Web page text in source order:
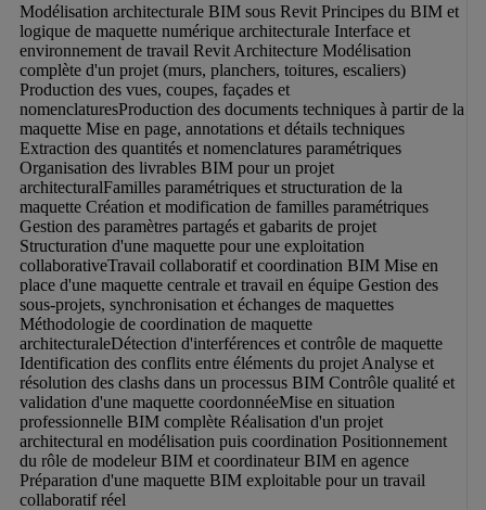
Modélisation architecturale BIM sous Revit Principes du BIM et
logique de maquette numérique architecturale Interface et
environnement de travail Revit Architecture Modélisation
complète d'un projet (murs, planchers, toitures, escaliers)
Production des vues, coupes, façades et
nomenclaturesProduction des documents techniques à partir de la
maquette Mise en page, annotations et détails techniques
Extraction des quantités et nomenclatures paramétriques
Organisation des livrables BIM pour un projet
architecturalFamilles paramétriques et structuration de la
maquette Création et modification de familles paramétriques
Gestion des paramètres partagés et gabarits de projet
Structuration d'une maquette pour une exploitation
collaborativeTravail collaboratif et coordination BIM Mise en
place d'une maquette centrale et travail en équipe Gestion des
sous-projets, synchronisation et échanges de maquettes
Méthodologie de coordination de maquette
architecturaleDétection d'interférences et contrôle de maquette
Identification des conflits entre éléments du projet Analyse et
résolution des clashs dans un processus BIM Contrôle qualité et
validation d'une maquette coordonnéeMise en situation
professionnelle BIM complète Réalisation d'un projet
architectural en modélisation puis coordination Positionnement
du rôle de modeleur BIM et coordinateur BIM en agence
Préparation d'une maquette BIM exploitable pour un travail
collaboratif réel